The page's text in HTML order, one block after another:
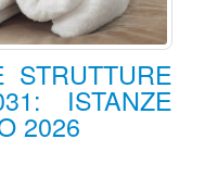
STRUTTURE
ISTANZE
2026